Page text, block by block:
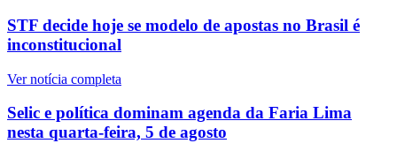
STF decide hoje se modelo de apostas no Brasil é
inconstitucional
Ver notícia completa
Selic e política dominam agenda da Faria Lima
nesta quarta-feira, 5 de agosto